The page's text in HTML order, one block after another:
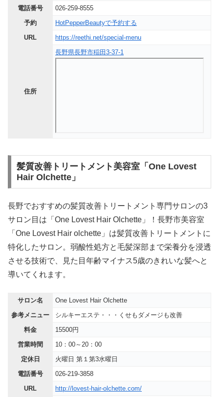
電話番号
026-259-8555
予約
HotPepperBeautyで予約する
URL
https://reethi.net/special-menu
住所
長野県長野市稲田3-37-1
髪質改善トリートメント美容室「One Lovest
Hair Olchette」
長野でおすすめの髪質改善トリートメント専門サロンの3
サロン目は「One Lovest Hair Olchette」！長野市美容室
「One Lovest Hair olchette」は髪質改善トリートメントに
特化したサロン。弱酸性処方と毛髪深部まで栄養分を浸透
させる技術で、見た目年齢マイナス5歳のきれいな髪へと
導いてくれます。
サロン名
One Lovest Hair Olchette
参考メニュー
シルキーエステ・・・くせもダメージも改善
料金
15500円
営業時間
10：00～20：00
定休日
火曜日 第１第3水曜日
電話番号
026-219-3858
URL
http://lovest-hair-olchette.com/